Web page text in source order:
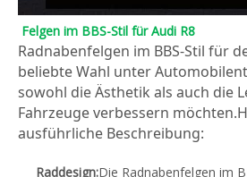
Felgen im BBS-Stil für Audi R8
Radnabenfelgen im BBS-Stil für
beliebte Wahl unter
sowohl die Ästhetik als auch die
Fahrzeuge verbessern
ausführliche Beschreibung:
Raddesign:Die Radnabenfelgen im